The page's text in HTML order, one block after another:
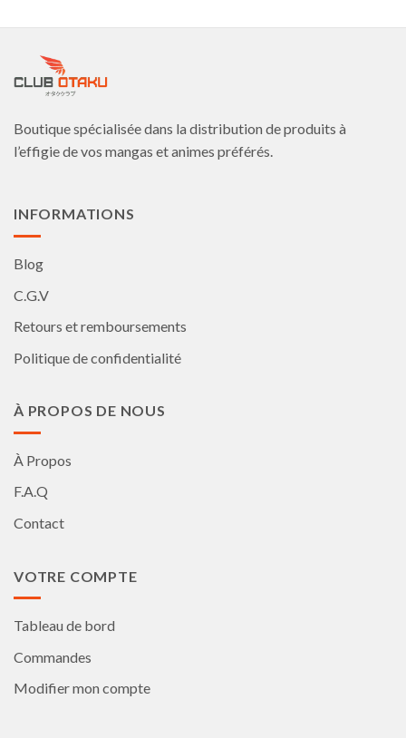
Les
être
sur
la
Les
sur
Boutique spécialisée dans la distribution de produits à
l’effigie de vos mangas et animes préférés.
INFORMATIONS
Blog
C.G.V
Retours et remboursements
Politique de confidentialité
À PROPOS DE NOUS
À Propos
F.A.Q
Contact
VOTRE COMPTE
Tableau de bord
Commandes
Modifier mon compte